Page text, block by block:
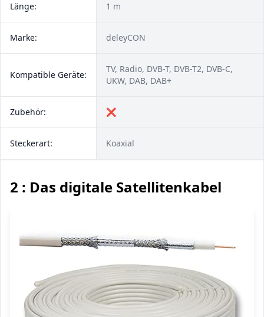
Länge: 1 m
Marke: deleyCON
Kompatible Geräte:
TV, Radio, DVB-T, DVB-T2, DVB-C,
UKW, DAB, DAB+
Zubehör: ❌
Steckerart: Koaxial
2 : Das digitale Satellitenkabel